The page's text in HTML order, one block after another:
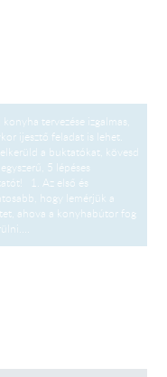
konyha tervezése izgalmas,
ijesztő feladat is lehet.
a buktatókat, kövesd
5 lépéses
1. Az első és
hogy lemérjük a
ahova a konyhabútor fog